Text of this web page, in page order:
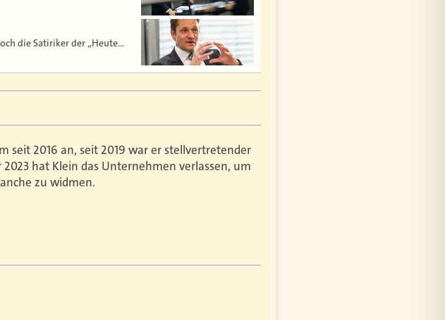
die Satiriker der „Heute…
seit 2016 an, seit 2019 war er stellvertretender
hat Klein das Unternehmen verlassen, um
zu widmen.